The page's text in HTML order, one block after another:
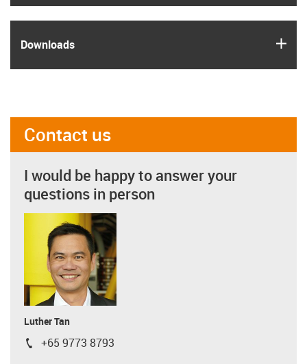
Downloads
Contact us
I would be happy to answer your
questions in person
Luther Tan
igus-icon-phone
+65 9773 8793